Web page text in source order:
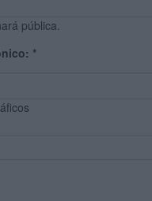
pública.
*